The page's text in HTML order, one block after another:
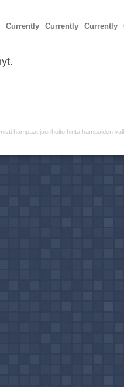
Currently Currently Currently
hampaat juurihoito hinta hampaiden